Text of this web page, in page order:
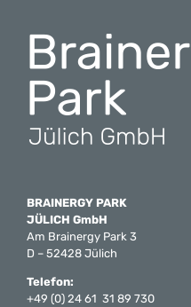
BRAINERGY PARK
JÜLICH GmbH
Am Brainergy Park 3
D – 52428 Jülich
Telefon:
+49 (0) 24 61 31 89 730